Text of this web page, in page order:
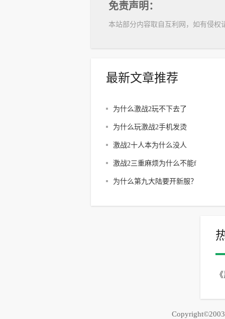
免责声明：
本站部分内容取自互利网，如有侵权
最新文章推荐
为什么激战2玩不下去了
为什么玩激战2手机发烫
激战2十人本为什么没人
激战2三重麻烦为什么不能f
为什么第九大陆要开新服？
松